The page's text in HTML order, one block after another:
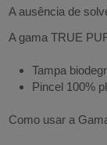
A ausência de
A gama TRUE
Tampa
Pincel 100%
Como usar a